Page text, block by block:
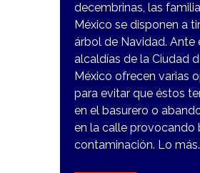
decembrinas, las
México se disponen a
árbol de Navidad. Ante
alcaldías de la Ciudad
México ofrecen varias
para evitar que éstos
en el basurero o
en la calle provocando
contaminación. Lo